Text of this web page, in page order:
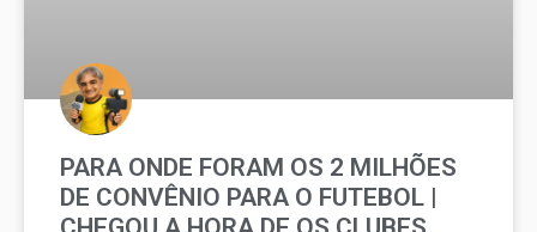
PARA ONDE FORAM OS 2 MILHÕES
DE CONVÊNIO PARA O FUTEBOL |